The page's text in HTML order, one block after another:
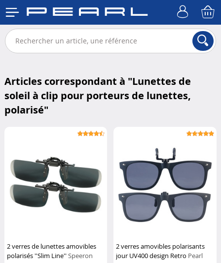
Articles correspondant à "Lunettes de
soleil à clip pour porteurs de lunettes,
polarisé"
2 verres de lunettes amovibles
polarisés ''Slim Line'' Speeron
2 verres amovibles polarisants
jour UV400 design Retro Pearl